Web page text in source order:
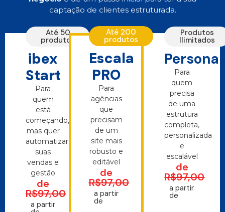
captação de clientes estruturada.
Até 50
produtos
ibex
Start
Para
quem
está
começando,
mas quer
automatizar
suas
vendas e
gestão
de
R$97,00
a partir
Até 200
produtos
Escala
PRO
Para
agências
que
precisam
de um
site mais
robusto e
editável
de
R$97,00
a partir
de
Produtos
Ilimitados
Para
quem
precisa
de uma
estrutura
completa,
personalizada
e
escalável
de
R$97,00
a partir
de